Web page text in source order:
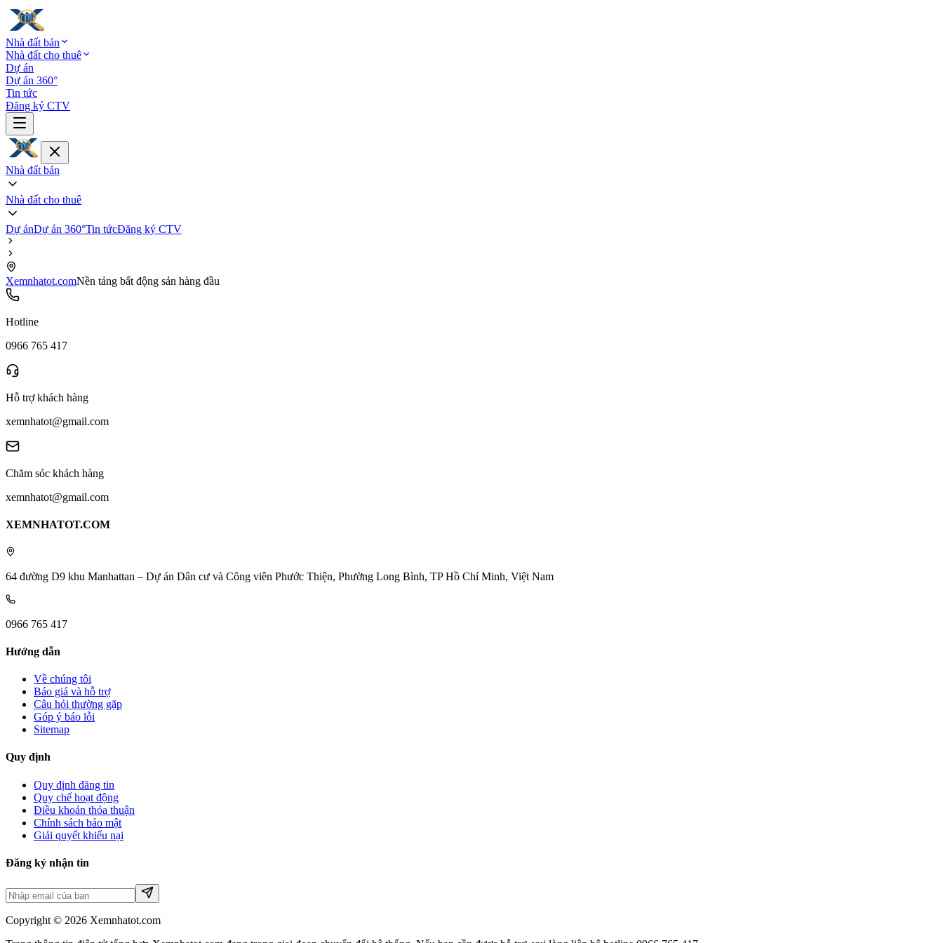
Nhà đất bán
Nhà đất cho thuê
Dự án
Dự án 360°
Tin tức
Đăng ký CTV
Nhà đất bán
Nhà đất cho thuê
Dự ánDự án 360°Tin tứcĐăng ký CTV
Xemnhatot.comNền tảng bất động sản hàng đầu
Hotline
0966 765 417
Hỗ trợ khách hàng
xemnhatot@gmail.com
Chăm sóc khách hàng
xemnhatot@gmail.com
XEMNHATOT.COM
64 đường D9 khu Manhattan – Dự án Dân cư và Công viên Phước Thiện, Phường Long Bình, TP Hồ Chí Minh, Việt Nam
0966 765 417
Hướng dẫn
Về chúng tôi
Báo giá và hỗ trợ
Câu hỏi thường gặp
Góp ý báo lỗi
Sitemap
Quy định
Quy định đăng tin
Quy chế hoạt động
Điều khoản thỏa thuận
Chính sách bảo mật
Giải quyết khiếu nại
Đăng ký nhận tin
Copyright © 2026 Xemnhatot.com